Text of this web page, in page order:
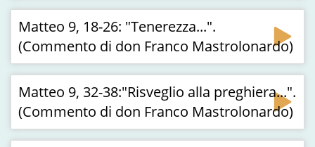
Matteo 9, 18-26: "Tenerezza...".
(Commento di don Franco Mastrolonardo)
Matteo 9, 32-38:"Risveglio alla preghiera...".
(Commento di don Franco Mastrolonardo)